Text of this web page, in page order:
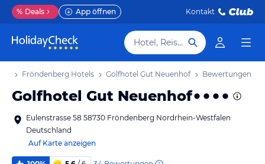
% Deals App öffnen Kontakt
Hotel, Reiseziel
Fröndenberg Hotels Golfhotel Gut Neuenhof Bewertungen
Golfhotel Gut Neuenhof
Eulenstrasse 58 58730 Fröndenberg Nordrhein-Westfalen
Deutschland
Auf Karte anzeigen